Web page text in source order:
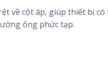
về cột áp, giúp thiết bị
ống phức tạp.